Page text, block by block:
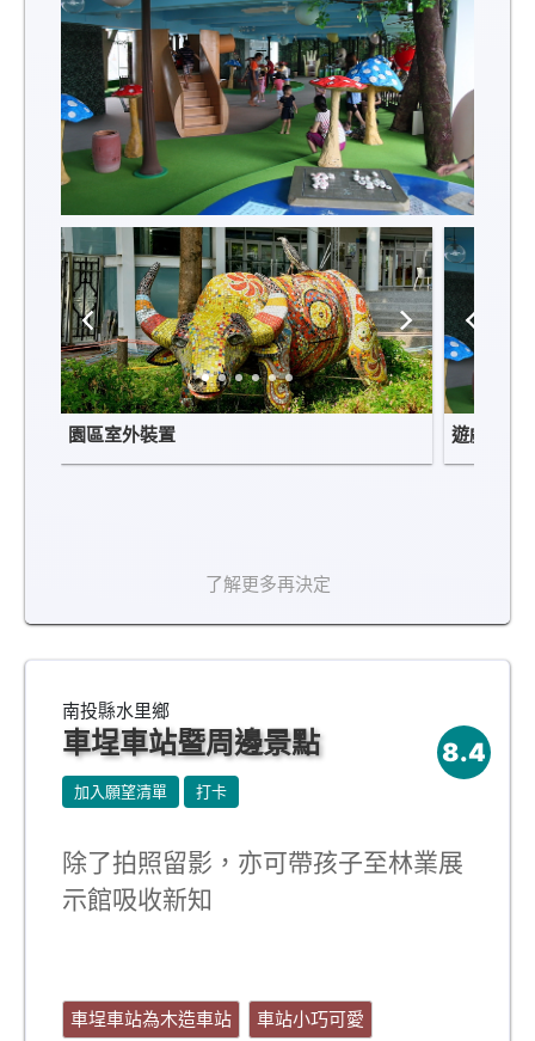
園區室外裝置 遊戲區
了解更多再決定
南投縣水里鄉
車埕車站暨周邊景點 8.4
加入願望清單 打卡
除了拍照留影，亦可帶孩子至林業展
示館吸收新知
車埕車站為木造車站
車站小巧可愛